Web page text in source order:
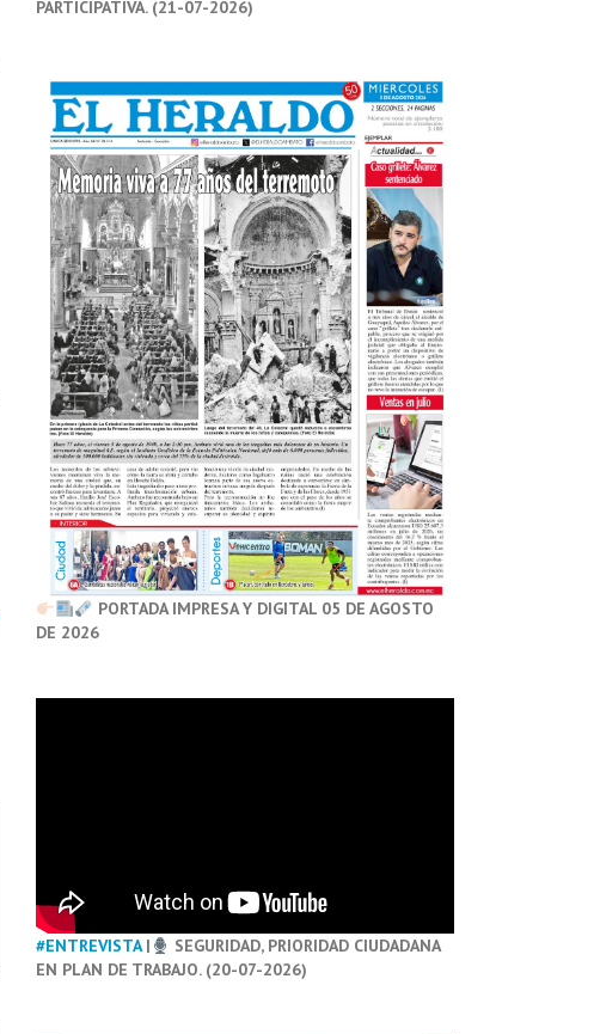
PARTICIPATIVA. (21-07-2026)
PORTADA IMPRESA Y DIGITAL 05 DE AGOSTO
DE 2026
#ENTREVISTA|
SEGURIDAD, PRIORIDAD CIUDADANA
EN PLAN DE TRABAJO. (20-07-2026)